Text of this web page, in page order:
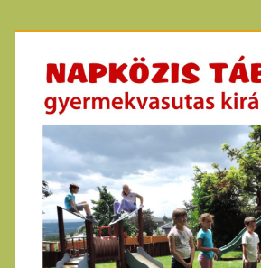
Primary
Sidebar